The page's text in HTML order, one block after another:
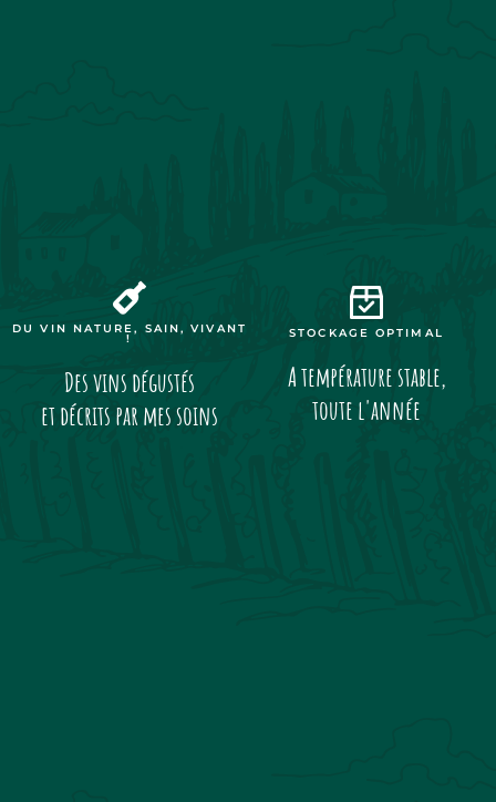
DU VIN NATURE, SAIN, VIVANT
!
Des vins dégustés
et décrits par mes soins
STOCKAGE OPTIMAL
A température stable,
toute l'année